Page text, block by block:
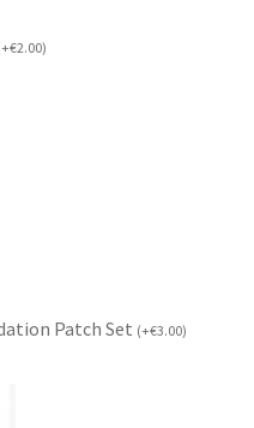
+€2.00)
Patch Set (+€3.00)